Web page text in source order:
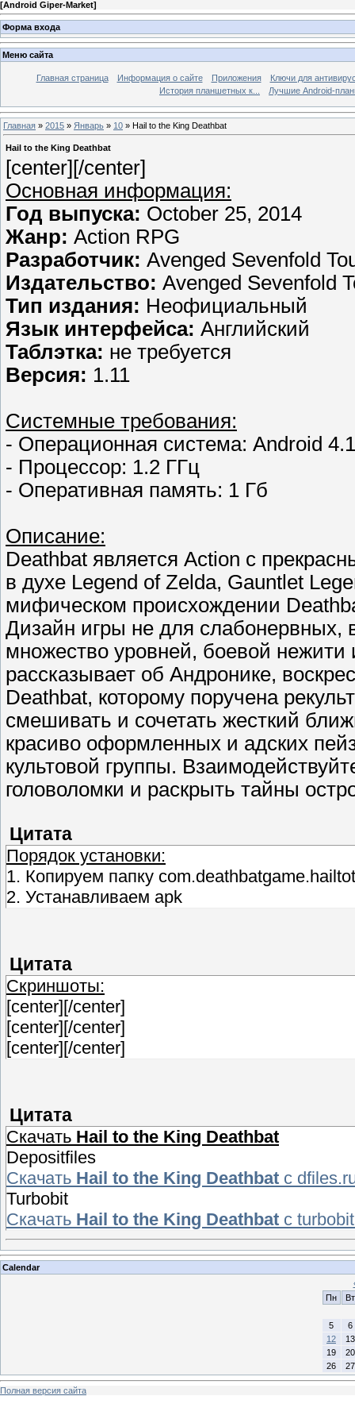
[Android Giper-Market]
Форма входа
Меню сайта
Главная страница Информация о сайте Приложения
Ключи для
История планшетных к...
Лучшие Android-
Главная » 2015 » Январь » 10 » Hail to the King Deathbat
Hail to the King Deathbat
[center][/center]
Основная информация:
Год выпуска: October 25, 2014
Жанр: Action RPG
Разработчик: Avenged Sevenfold
Издательство: Avenged Sevenfold
Тип издания: Неофициальный
Язык интерфейса: Английский
Таблэтка: не требуется
Версия: 1.11
Системные требования:
- Операционная система: Android
- Процессор: 1.2 ГГц
- Оперативная память: 1 Гб
Описание:
Deathbat является Action с
в духе Legend of Zelda, Gauntlet
мифическом происхождении
Дизайн игры не для слабонервных,
множество уровней, боевой
рассказывает об Андронике,
Deathbat, которому поручена
смешивать и сочетать жесткий
красиво оформленных и адских
культовой группы.
головоломки и раскрыть тайны
Цитата
Порядок установки:
1. Копируем папку
2. Устанавливаем apk
Цитата
Cкриншоты:
[center][/center]
[center][/center]
[center][/center]
Цитата
Cкачать Hail to the King Deathbat
Depositfiles
Скачать Hail to the King Deathbat с
Turbobit
Скачать Hail to the King Deathbat с
Calendar
Пн
Вт
5
6
12
13
19
20
26
27
Полная версия сайта